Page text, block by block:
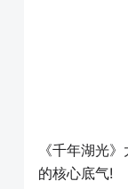
《千年湖光
的核心底气!